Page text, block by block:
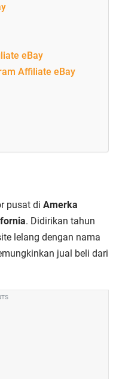
eBay
Affiliate eBay
pusat di Amerka
. Didirikan tahun
lelang dengan nama
jual beli dari